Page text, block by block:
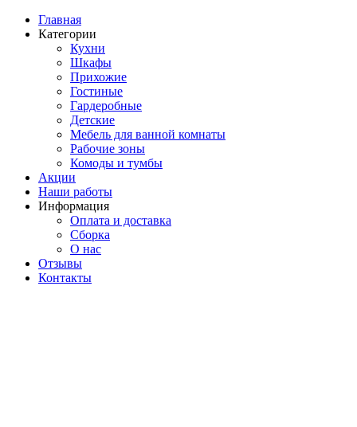
Главная
Категории
Кухни
Шкафы
Прихожие
Гостиные
Гардеробные
Детские
Мебель для ванной комнаты
Рабочие зоны
Комоды и тумбы
Акции
Наши работы
Информация
Оплата и доставка
Сборка
О нас
Отзывы
Контакты